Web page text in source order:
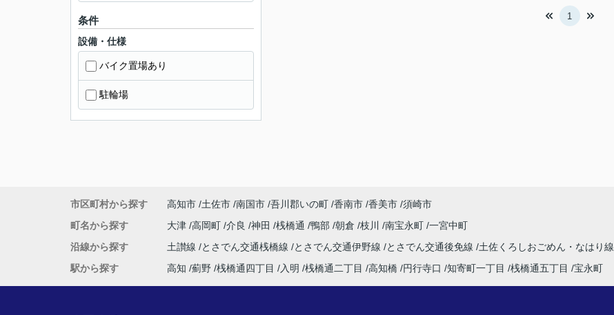
1
条件
設備・仕様
バイク置場あり
駐輪場
市区町村から探す 高知市 土佐市 南国市 吾川郡いの町 香南市 香美市 須崎市
町名から探す
大津 高岡町 介良 神田 桟橋通 鴨部 朝倉 枝川 南宝永町 一宮中町
沿線から探す
土讃線 とさでん交通桟橋線 とさでん交通伊野線 とさでん交通後免線
土佐くろしおごめん・なはり線
駅から探す
高知 薊野 桟橋通四丁目 入明 桟橋通二丁目 高知橋 円行寺口 知寄町一丁目 桟橋通五丁目 宝永町